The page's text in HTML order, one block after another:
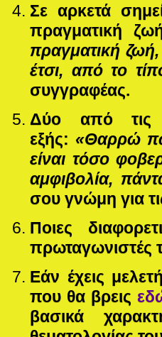
Σε αρκετά
πραγματική
πραγματική
έτσι, από το
συγγραφέας.
Δύο από τις
εξής:«Θαρρώ
είναι τόσο
αμφιβολία,
σου γνώμη για
Ποιες
πρωταγωνιστές
Εάν έχεις
που θα βρεις
βασικά